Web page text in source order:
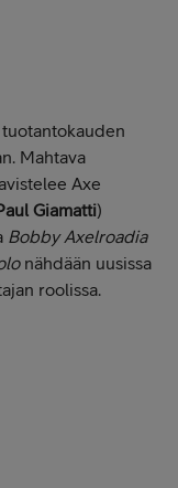
Mahtava
Axe
Giamatti)
Bobby Axelroadia
nähdään uusissa
roolissa.